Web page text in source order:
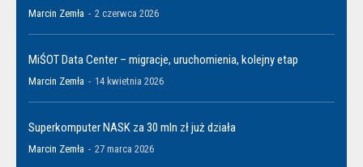
Marcin Zemła - 2 czerwca 2026
MiŚOT Data Center – migracje, uruchomienia, kolejny etap
Marcin Zemła - 14 kwietnia 2026
Superkomputer NASK za 30 mln zł już działa
Marcin Zemła - 27 marca 2026